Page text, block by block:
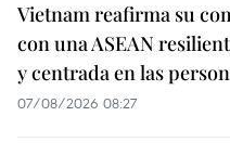
Vietnam reafirma su
con una ASEAN
y centrada en las
07/08/2026 08:27